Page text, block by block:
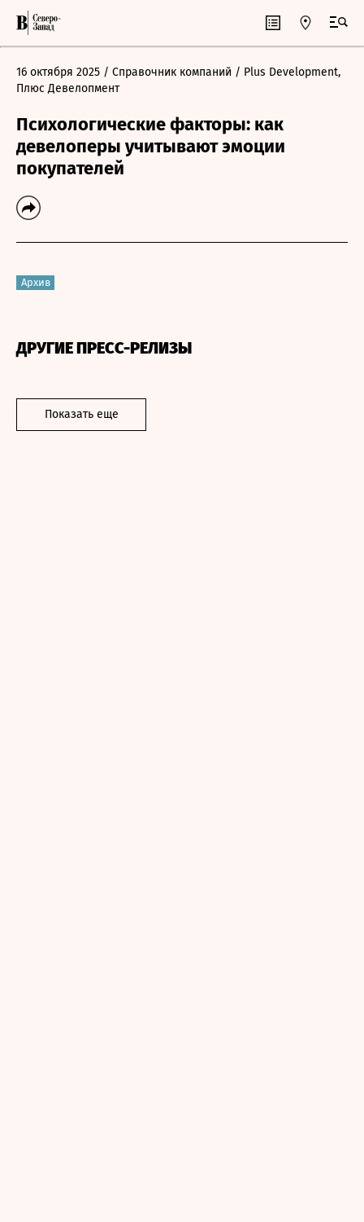
16 октября 2025 / Справочник компаний / Plus Development,
Плюс Девелопмент
Психологические факторы: как
девелоперы учитывают эмоции
покупателей
Архив
ДРУГИЕ ПРЕСС-РЕЛИЗЫ
Показать еще